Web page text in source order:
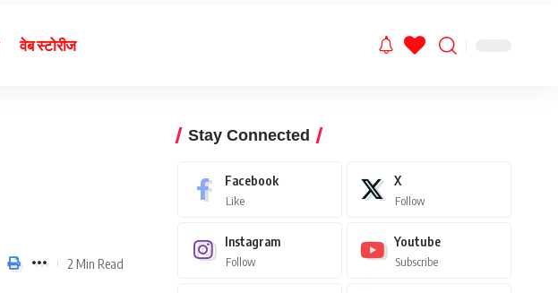
वेब स्टोरीज
2 Min Read
Stay Connected
Facebook
Like
X
Follow
Instagram
Follow
Youtube
Subscribe